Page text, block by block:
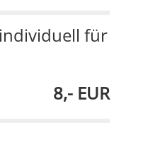
für
8,- EUR